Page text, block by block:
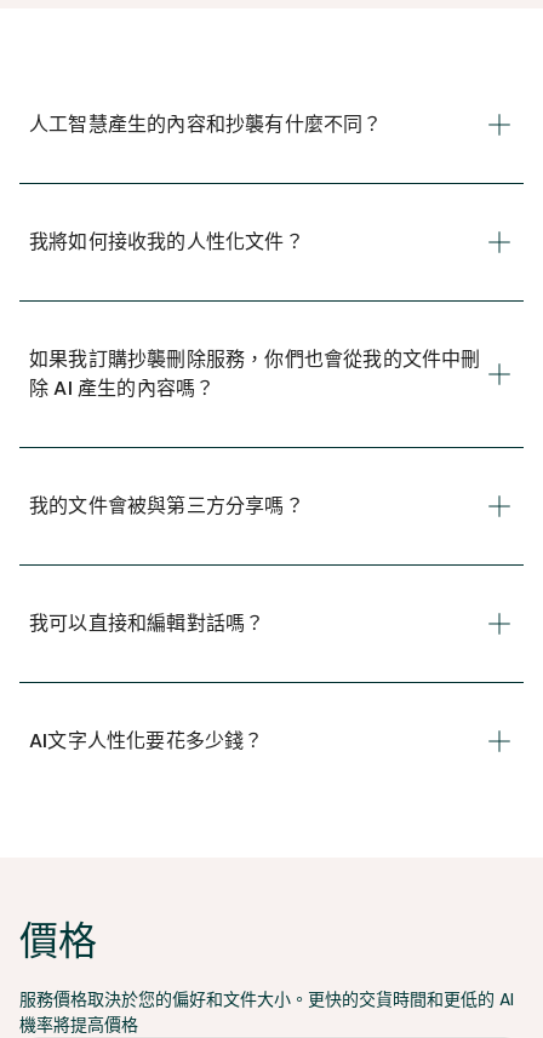
人工智慧產生的內容和抄襲有什麼不同？
我將如何接收我的人性化文件？
如果我訂購抄襲刪除服務，你們也會從我的文件中刪
除 AI 產生的內容嗎？
我的文件會被與第三方分享嗎？
我可以直接和編輯對話嗎？
AI文字人性化要花多少錢？
價格
服務價格取決於您的偏好和文件大小。更快的交貨時間和更低的 AI
機率將提高價格